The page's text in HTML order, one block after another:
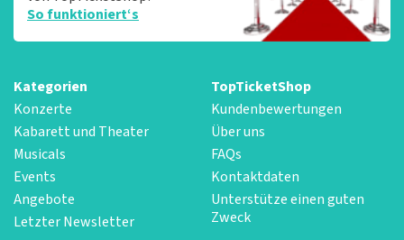
So funktioniert‘s
Kategorien
Konzerte
Kabarett und Theater
Musicals
Events
Angebote
Letzter Newsletter
TopTicketShop
Kundenbewertungen
Über uns
FAQs
Kontaktdaten
Unterstütze einen guten
Zweck